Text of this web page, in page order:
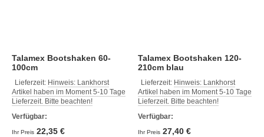
Talamex Bootshaken 60-
100cm
Lieferzeit: Hinweis: Lankhorst
Artikel haben im Moment 5-10 Tage
Lieferzeit. Bitte beachten!
Verfügbar:
Ihr Preis 22,35 €
Talamex Bootshaken 120-
210cm blau
Lieferzeit: Hinweis: Lankhorst
Artikel haben im Moment 5-10 Tage
Lieferzeit. Bitte beachten!
Verfügbar:
Ihr Preis 27,40 €